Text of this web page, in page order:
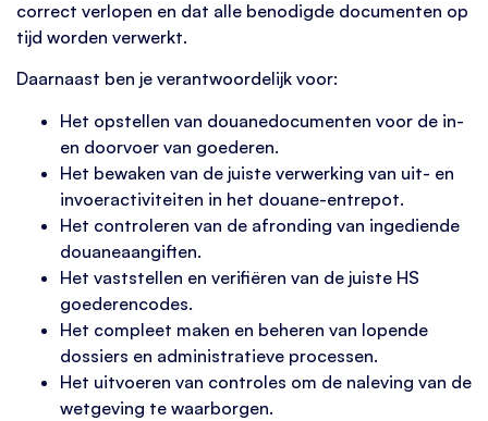
correct verlopen en dat alle benodigde documenten op
tijd worden verwerkt.
Daarnaast ben je verantwoordelijk voor:
Het opstellen van douanedocumenten voor de in-
en doorvoer van goederen.
Het bewaken van de juiste verwerking van uit- en
invoeractiviteiten in het douane-entrepot.
Het controleren van de afronding van ingediende
douaneaangiften.
Het vaststellen en verifiëren van de juiste HS
goederencodes.
Het compleet maken en beheren van lopende
dossiers en administratieve processen.
Het uitvoeren van controles om de naleving van de
wetgeving te waarborgen.